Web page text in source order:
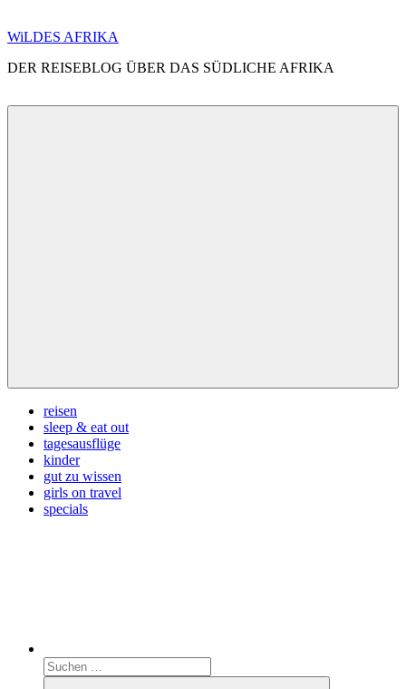
Zum
springen
WiLDES AFRIKA
DER REISEBLOG ÜBER DAS SÜDLICHE AFRIKA
reisen
sleep & eat out
tagesausflüge
kinder
gut zu wissen
girls on travel
specials
Suchen
nach: